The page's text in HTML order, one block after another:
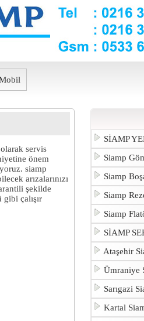
SİAMP
Siamp
Siamp
Siamp
Siamp
SİAMP
Ataşehir
Ümraniye
Sarıgazi
Kartal
olarak servis
önem
siamp
arızalarınızı
şekilde
çalışır